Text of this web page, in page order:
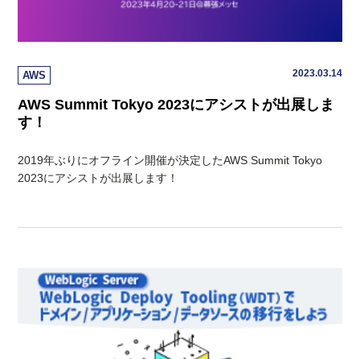
AWS 2023.03.14
AWS Summit Tokyo 2023にアシストが出展しま
す！
2019年ぶりにオフライン開催が決定したAWS Summit Tokyo
2023にアシストが出展します！